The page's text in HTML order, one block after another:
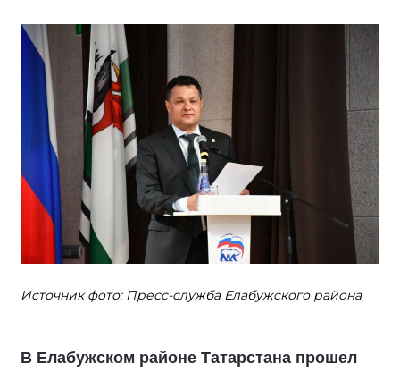
Источник фото: Пресс-служба Елабужского района
В Елабужском районе Татарстана прошел